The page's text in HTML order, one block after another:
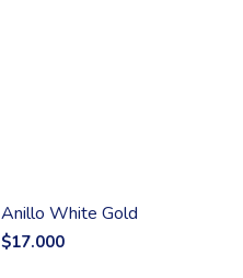
Anillo White Gold
$17.000